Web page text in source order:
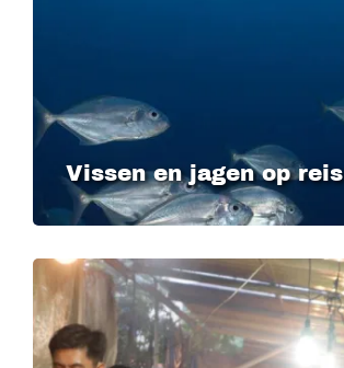
Vissen en jagen op reis